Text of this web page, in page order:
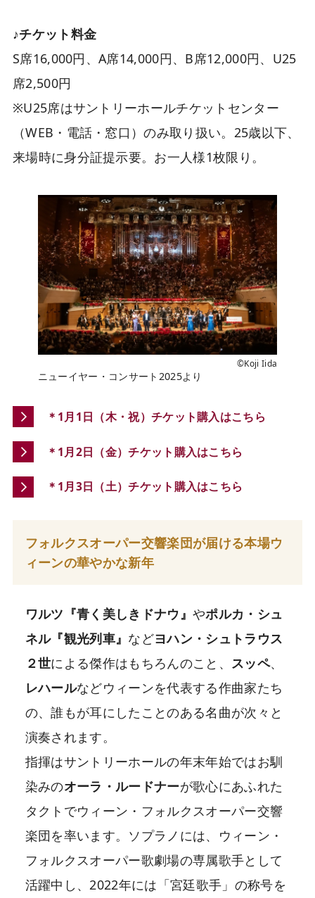
♪チケット料金
S席16,000円、A席14,000円、B席12,000円、U25
席2,500円
※U25席はサントリーホールチケットセンター
（WEB・電話・窓口）のみ取り扱い。25歳以下、
来場時に身分証提示要。お一人様1枚限り。
©Koji Iida
ニューイヤー・コンサート2025より
＊1月1日（木・祝）チケット購入はこちら
＊1月2日（金）チケット購入はこちら
＊1月3日（土）チケット購入はこちら
フォルクスオーパー交響楽団が届ける本場ウ
ィーンの華やかな新年
ワルツ『青く美しきドナウ』やポルカ・シュ
ネル『観光列車』 などヨハン・シュトラウス
２世による傑作はもちろんのこと、 スッペ、
レハールなどウィーンを代表する作曲家たち
の、誰もが耳にしたことのある名曲が次々と
演奏されます。
指揮はサントリーホールの年末年始ではお馴
染みのオーラ・ルードナーが歌心にあふれた
タクトでウィーン・フォルクスオーパー交響
楽団を率います。ソプラノには、ウィーン・
フォルクスオーパー歌劇場の専属歌手として
活躍中し、2022年には「宮廷歌手」の称号を